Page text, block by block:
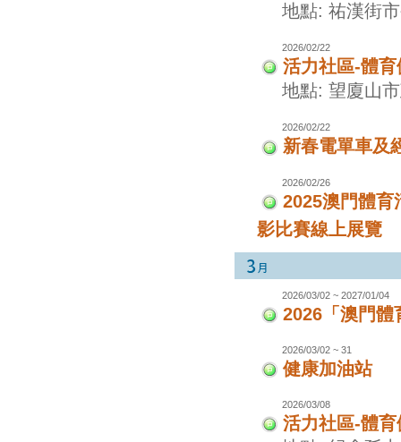
地點: 祐漢街
2026/02/22
活力社區-體
地點: 望廈山
2026/02/22
新春電單車及
2026/02/26
2025澳門體育
影比賽線上展覽
2026/03/02 ~ 2027/01/04
2026「澳門體
2026/03/02 ~ 31
健康加油站
2026/03/08
活力社區-體